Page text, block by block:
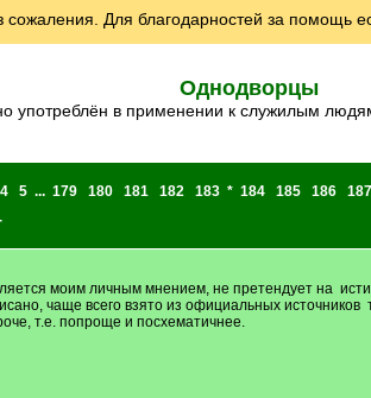
Для благодарностей за помощь
Однодворцы
употреблён в применении к служилым
4 5 ... 179 180 181 182 183 * 184 185 186 187
моим личным мнением, не претендует на
чаще всего взято из официальных
т.е. попроще и посхематичнее.